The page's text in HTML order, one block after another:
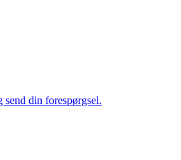
send din forespørgsel.